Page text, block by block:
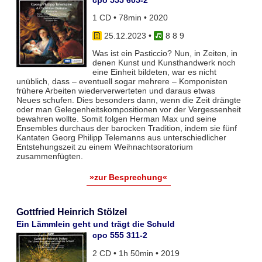
1 CD • 78min • 2020
25.12.2023 •
8 8 9
Was ist ein Pasticcio? Nun, in Zeiten, in
denen Kunst und Kunsthandwerk noch
eine Einheit bildeten, war es nicht
unüblich, dass – eventuell sogar mehrere – Komponisten
frühere Arbeiten wiederverwerteten und daraus etwas
Neues schufen. Dies besonders dann, wenn die Zeit drängte
oder man Gelegenheitskompositionen vor der Vergessenheit
bewahren wollte. Somit folgen Herman Max und seine
Ensembles durchaus der barocken Tradition, indem sie fünf
Kantaten Georg Philipp Telemanns aus unterschiedlicher
Entstehungszeit zu einem Weihnachtsoratorium
zusammenfügten.
»zur Besprechung«
Gottfried Heinrich Stölzel
Ein Lämmlein geht und trägt die Schuld
cpo 555 311-2
2 CD • 1h 50min • 2019